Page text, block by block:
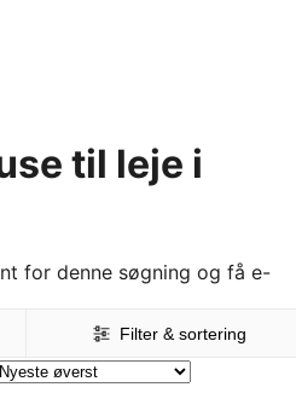
til leje i
for denne søgning og få e-
Filter & sortering